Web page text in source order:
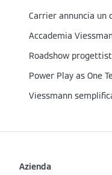
Roadshow
Azienda